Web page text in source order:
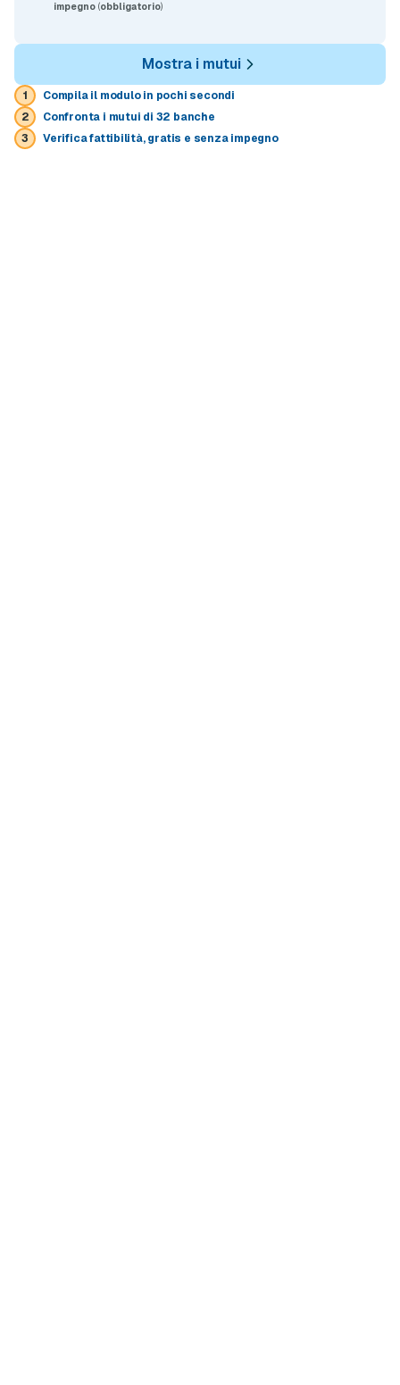
impegno (obbligatorio)
Mostra i mutui
Compila il modulo in pochi secondi
Confronta i mutui di 32 banche
Verifica fattibilità, gratis e senza impegno